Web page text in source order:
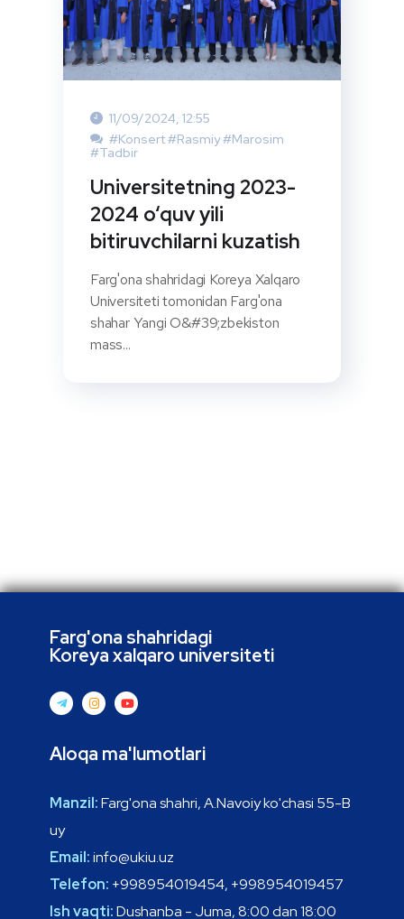
11/09/2024, 12:55
#Konsert#Rasmiy#Marosim
#Tadbir
Universitetning 2023-
2024 o‘quv yili
bitiruvchilarni kuzatish
Farg'ona shahridagi Koreya Xalqaro
Universiteti tomonidan Farg'ona
shahar Yangi O&#39;zbekiston
mass...
Farg'ona shahridagi
Koreya xalqaro universiteti
Aloqa ma'lumotlari
Manzil:Farg'ona shahri, A.Navoiy ko'chasi 55-B
uy
Email:info@ukiu.uz
Telefon: +998954019454, +998954019457
Ish vaqti:Dushanba - Juma, 8:00 dan 18:00